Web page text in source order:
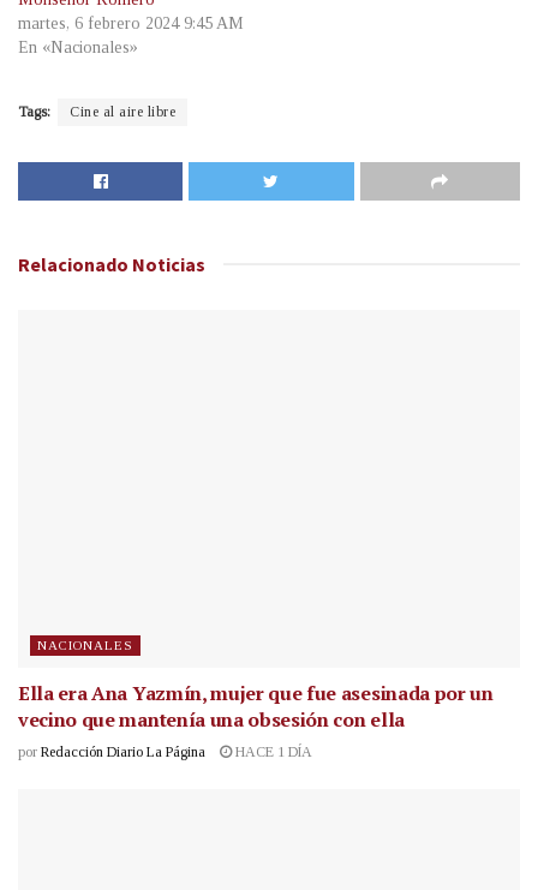
martes, 6 febrero 2024 9:45 AM
En «Nacionales»
Tags: Cine al aire libre
Relacionado Noticias
NACIONALES
Ella era Ana Yazmín, mujer que fue asesinada por un
vecino que mantenía una obsesión con ella
por Redacción Diario La Página HACE 1 DÍA